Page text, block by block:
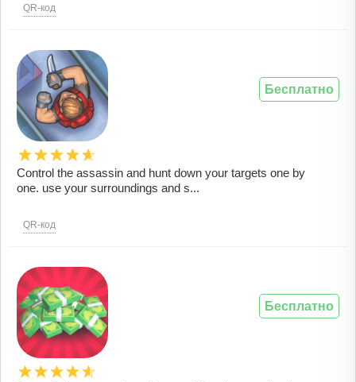
QR-код
Control the assassin and hunt down your targets one by
one. use your surroundings and s...
QR-код
Бесплатно
Бесплатно